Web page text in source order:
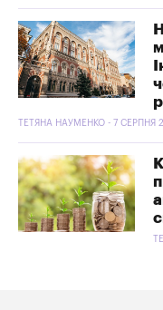
ТЕТЯНА НАУМЕНКО - 7 СЕРПНЯ